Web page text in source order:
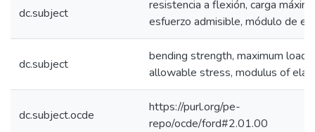
dc.subject
resistencia a flexión, carga
esfuerzo admisible, módulo de
dc.subject
bending strength, maximum load,
allowable stress, modulus of
dc.subject.ocde
https://purl.org/pe-
repo/ocde/ford#2.01.00